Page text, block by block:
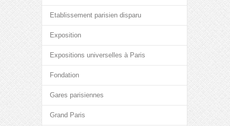
Etablissement parisien disparu
Exposition
Expositions universelles à Paris
Fondation
Gares parisiennes
Grand Paris